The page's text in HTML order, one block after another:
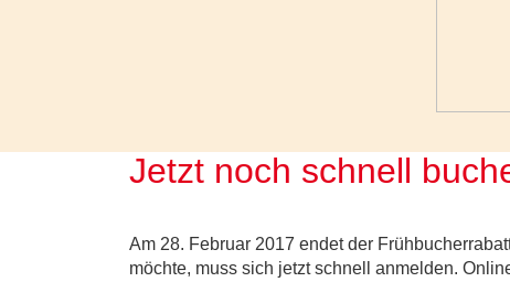
Jetzt noch schnell
Am 28. Februar 2017 endet der
möchte, muss sich jetzt schnell anmelden.